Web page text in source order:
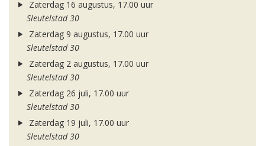
Zaterdag 16 augustus, 17.00 uur
Sleutelstad 30
Zaterdag 9 augustus, 17.00 uur
Sleutelstad 30
Zaterdag 2 augustus, 17.00 uur
Sleutelstad 30
Zaterdag 26 juli, 17.00 uur
Sleutelstad 30
Zaterdag 19 juli, 17.00 uur
Sleutelstad 30